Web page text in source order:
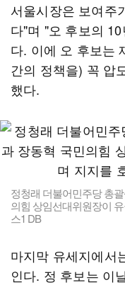
서울시장은 보여주
다"며 "오 후보의
다. 이에 오 후보는
간의 정책을) 꼭 압
했다.
정청래 더불어민주당 총
의힘 상임선대위원장이
스1 DB
마지막 유세지에서
인다. 정 후보는 이